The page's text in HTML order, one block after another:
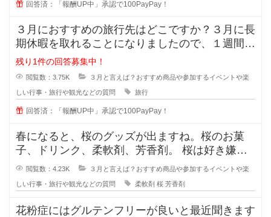
回答済：「報酬UP中」承認で100PayPay！
３月におすすめの旅行先はどこですか？３月に長
期休暇を取れることになりましたので、１週間ほ
ど旅にでたいです。好きな旅行先は
残り1件の回答募集中！
閲覧数：3.75K ３月と言えば？おすすめ商品や参加するイベントや楽
しい行事・旅行や観光などの質問 旅行
回答済：「報酬UP中」承認で100PayPay！
春になると、桜のグッズが出ますね。桜のお菓
子、ドリンク、柔軟剤、芳香剤。 桜は好き嫌い
が分かれますが、私は好きなも
閲覧数：4.23K ３月と言えば？おすすめ商品や参加するイベントや楽
しい行事・旅行や観光などの質問 柔軟剤 桜 芳香剤
花粉症にはグルテンフリーが良いと最近聞きます